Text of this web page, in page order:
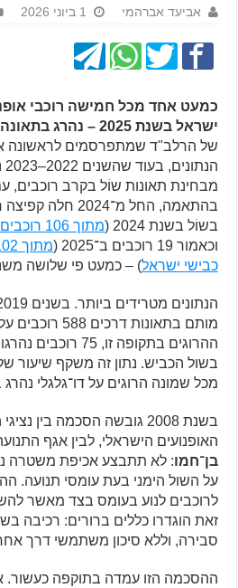
אביעד אברהמי 1 ביוני 2026
כמעט אחד מכל חמישה רוכבי
ישראל בשנת 2025 – נהרג בתאונה בשוֹל
של הרלב"ד שמתפרסמים לראשונה
בשוֹל בשנת 2024 (
מתוך 106 רוכבים שנהרגו בסך הכל
וכאמור 19 רוכבים ב־2025 (
כבישי ישראל) – כמעט פי שלושה משנת
מותם בתאונות
ההרוגים בתקופה זו,
מכל שמונה הרוגים על דו־גלגלי נהרג
בשנת 2008 גובשה הסכמה בין
האופנועים הישראלי, לבין אגף
בן־חמו: לא תתבצע אכיפת משטרה
על השול הימני בעת עומסי תנועה.
לרוכבים לנוע בעומס בצד מאשר
זאת הוגדרו כללים ברורים: רכיבה
סבירה, וללא סיכון משתמשי דרך